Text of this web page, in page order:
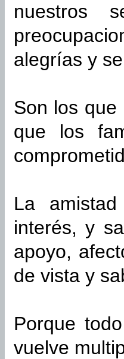
nuestros
alegrías y
Son los que
que los
La
interés, y
apoyo,
de vista y
Porque
vuelve